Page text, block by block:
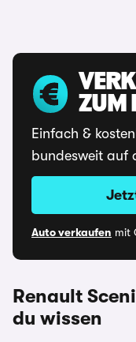
ZUM
Einfach &
bundesweit auf
Auto verkaufen mit
Renault
du wissen